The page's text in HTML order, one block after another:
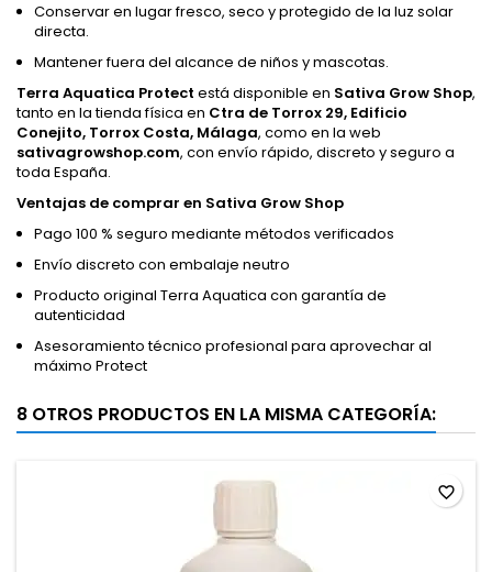
Conservar en lugar fresco, seco y protegido de la luz solar
directa.
Mantener fuera del alcance de niños y mascotas.
Terra Aquatica Protect está disponible en Sativa Grow Shop,
tanto en la tienda física en Ctra de Torrox 29, Edificio
Conejito, Torrox Costa, Málaga, como en la web
sativagrowshop.com, con envío rápido, discreto y seguro a
toda España.
Ventajas de comprar en Sativa Grow Shop
Pago 100 % seguro mediante métodos verificados
Envío discreto con embalaje neutro
Producto original Terra Aquatica con garantía de
autenticidad
Asesoramiento técnico profesional para aprovechar al
máximo Protect
8 OTROS PRODUCTOS EN LA MISMA CATEGORÍA:
favorite_border